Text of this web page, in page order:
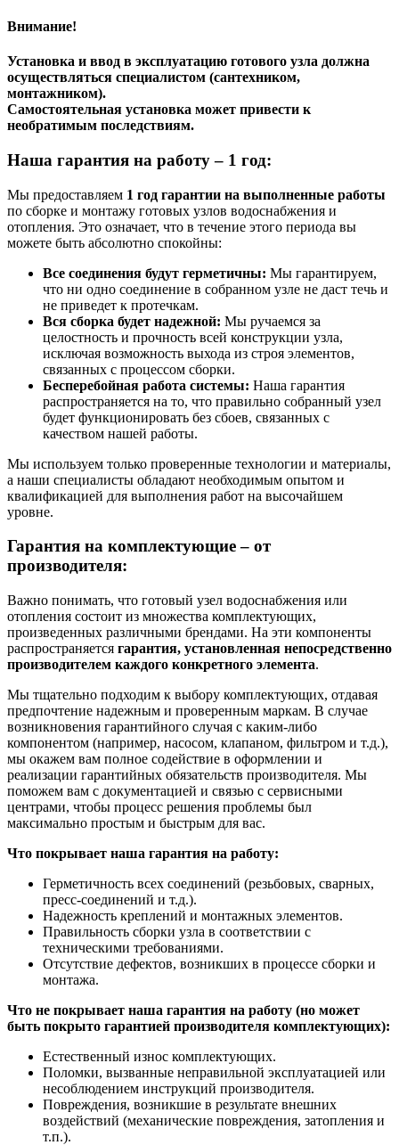
Внимание!
Установка и ввод в эксплуатацию готового узла должна
осуществляться специалистом (сантехником,
монтажником).
Самостоятельная установка может привести к
необратимым последствиям.
Наша гарантия на работу – 1 год:
Мы предоставляем 1 год гарантии на выполненные работы
по сборке и монтажу готовых узлов водоснабжения и
отопления. Это означает, что в течение этого периода вы
можете быть абсолютно спокойны:
Все соединения будут герметичны: Мы гарантируем,
что ни одно соединение в собранном узле не даст течь и
не приведет к протечкам.
Вся сборка будет надежной: Мы ручаемся за
целостность и прочность всей конструкции узла,
исключая возможность выхода из строя элементов,
связанных с процессом сборки.
Бесперебойная работа системы: Наша гарантия
распространяется на то, что правильно собранный узел
будет функционировать без сбоев, связанных с
качеством нашей работы.
Мы используем только проверенные технологии и материалы,
а наши специалисты обладают необходимым опытом и
квалификацией для выполнения работ на высочайшем
уровне.
Гарантия на комплектующие – от
производителя:
Важно понимать, что готовый узел водоснабжения или
отопления состоит из множества комплектующих,
произведенных различными брендами. На эти компоненты
распространяется гарантия, установленная непосредственно
производителем каждого конкретного элемента.
Мы тщательно подходим к выбору комплектующих, отдавая
предпочтение надежным и проверенным маркам. В случае
возникновения гарантийного случая с каким-либо
компонентом (например, насосом, клапаном, фильтром и т.д.),
мы окажем вам полное содействие в оформлении и
реализации гарантийных обязательств производителя. Мы
поможем вам с документацией и связью с сервисными
центрами, чтобы процесс решения проблемы был
максимально простым и быстрым для вас.
Что покрывает наша гарантия на работу:
Герметичность всех соединений (резьбовых, сварных,
пресс-соединений и т.д.).
Надежность креплений и монтажных элементов.
Правильность сборки узла в соответствии с
техническими требованиями.
Отсутствие дефектов, возникших в процессе сборки и
монтажа.
Что не покрывает наша гарантия на работу (но может
быть покрыто гарантией производителя комплектующих):
Естественный износ комплектующих.
Поломки, вызванные неправильной эксплуатацией или
несоблюдением инструкций производителя.
Повреждения, возникшие в результате внешних
воздействий (механические повреждения, затопления и
т.п.).